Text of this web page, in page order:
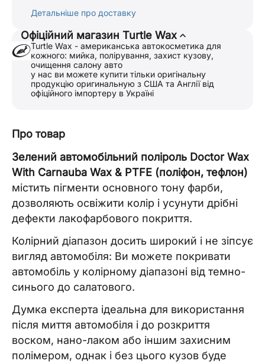
Детальніше про доставку
Офіційний магазин Turtle Wax
Turtle Wax - американська автокосметика для
кожного: мийка, полірування, захист кузову,
очищення салону авто
у нас ви можете купити тільки оригінальну
продукцію оригинальную з США та Англії від
офіційного імпортеру в Україні
Про товар
Зелений автомобільний поліроль Doctor Wax
With Carnauba Wax & PTFE (поліфон, тефлон)
містить пігменти основного тону фарби,
дозволяють освіжити колір і усунути дрібні
дефекти лакофарбового покриття.
Колірний діапазон досить широкий і не зіпсує
вигляд автомобіля: Ви можете покривати
автомобіль у колірному діапазоні від темно-
синього до салатового.
Думка експерта ідеальна для використання
після миття автомобіля і до розкриття
воском, нано-лаком або іншим захисним
полімером, однак і без цього кузов буде